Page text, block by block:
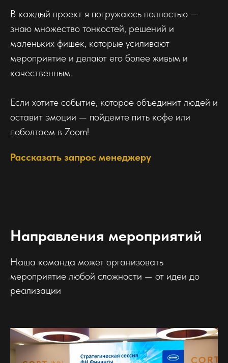
В каждый проект я погружаюсь полностью —
знаю множество тонкостей, решений и
маленьких фишек, которые усиливают
мероприятие и делают его более живым и
качественным.
Если хотите событие, которое объединит людей и
оставит эмоции — пойдемте пить кофе или
поболтаем в Zoom!
Рассказать запрос менеджеру
Направления мероприятий
Наша команда может организовать
мероприятие любой сложности — от идеи до
реализации